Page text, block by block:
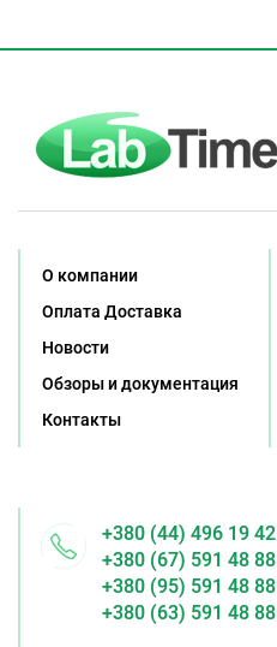
О компании
Оплата Доставка
Новости
Обзоры и документация
Контакты
+380 (44) 496 19 42
+380 (67) 591 48 88
+380 (95) 591 48 88
+380 (63) 591 48 88